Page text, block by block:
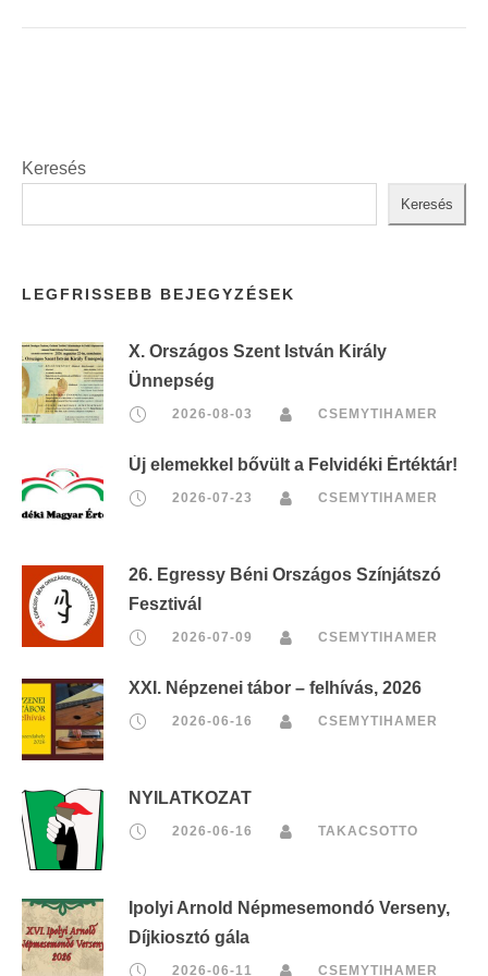
Keresés
Keresés
LEGFRISSEBB BEJEGYZÉSEK
X. Országos Szent István Király
Ünnepség
2026-08-03 CSEMYTIHAMER
Új elemekkel bővült a Felvidéki Értéktár!
2026-07-23 CSEMYTIHAMER
26. Egressy Béni Országos Színjátszó
Fesztivál
2026-07-09 CSEMYTIHAMER
XXI. Népzenei tábor – felhívás, 2026
2026-06-16 CSEMYTIHAMER
NYILATKOZAT
2026-06-16 TAKACSOTTO
Ipolyi Arnold Népmesemondó Verseny,
Díjkiosztó gála
2026-06-11 CSEMYTIHAMER